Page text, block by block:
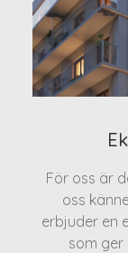
För oss är
oss
erbjuder en
som ger